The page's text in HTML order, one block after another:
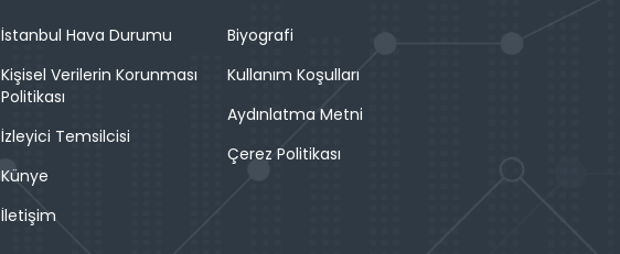
İstanbul Hava Durumu
Kişisel Verilerin Korunması
Politikası
İzleyici Temsilcisi
Künye
İletişim
Biyografi
Kullanım Koşulları
Aydınlatma Metni
Çerez Politikası